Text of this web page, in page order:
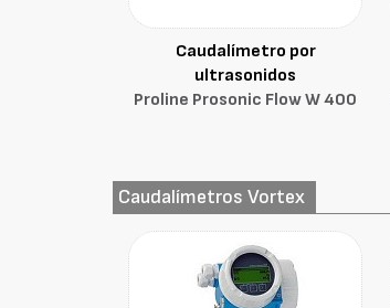
Caudalímetro por
ultrasonidos
Proline Prosonic Flow W 400
Caudalímetros Vortex